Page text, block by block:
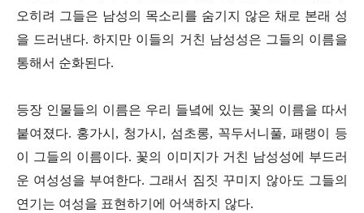
오히려 그들은 남성의 목소리를 숨기지 않은 채로 본래 성
을 드러낸다. 하지만 이들의 거친 남성성은 그들의 이름을
통해서 순화된다.
등장 인물들의 이름은 우리 들녘에 있는 꽃의 이름을 따서
붙여졌다. 홍가시, 청가시, 섬초롱, 꼭두서니풀, 패랭이 등
이 그들의 이름이다. 꽃의 이미지가 거친 남성성에 부드러
운 여성성을 부여한다. 그래서 짐짓 꾸미지 않아도 그들의
연기는 여성을 표현하기에 어색하지 않다.